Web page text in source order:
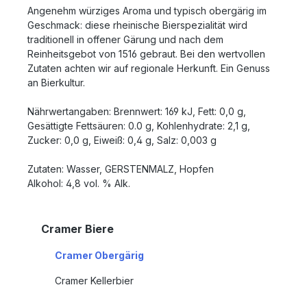
Angenehm würziges Aroma und typisch obergärig im
Geschmack: diese rheinische Bierspezialität wird
traditionell in offener Gärung und nach dem
Reinheitsgebot von 1516 gebraut. Bei den wertvollen
Zutaten achten wir auf regionale Herkunft. Ein Genuss
an Bierkultur.
Nährwertangaben: Brennwert: 169 kJ, Fett: 0,0 g,
Gesättigte Fettsäuren: 0.0 g, Kohlenhydrate: 2,1 g,
Zucker: 0,0 g, Eiweiß: 0,4 g, Salz: 0,003 g
Zutaten: Wasser, GERSTENMALZ, Hopfen
Alkohol: 4,8 vol. % Alk.
Cramer Biere
Cramer Obergärig
Cramer Kellerbier